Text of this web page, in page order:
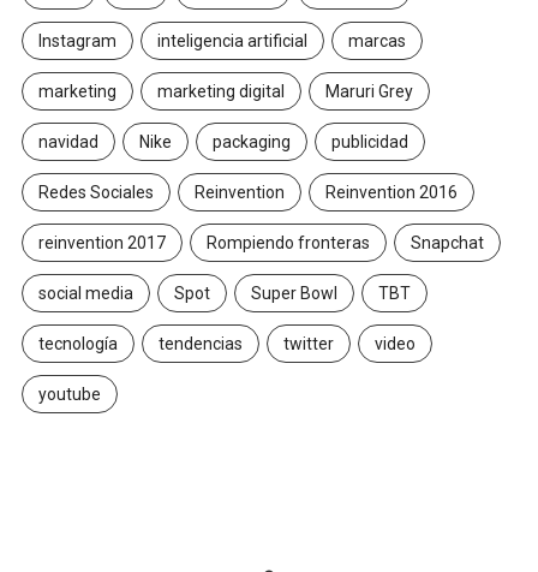
Instagram inteligencia artificial marcas
marketing marketing digital Maruri Grey
navidad Nike packaging publicidad
Redes Sociales Reinvention Reinvention 2016
reinvention 2017 Rompiendo fronteras Snapchat
social media Spot Super Bowl TBT
tecnología tendencias twitter video
youtube